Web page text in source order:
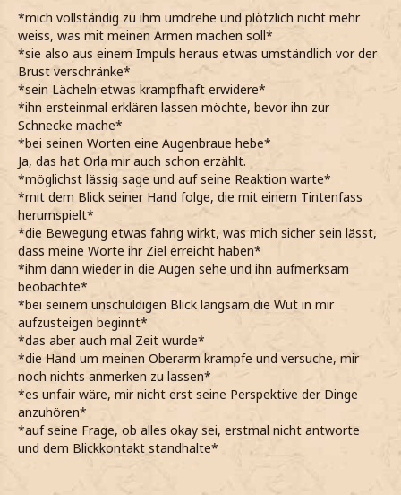
*mich vollständig zu ihm umdrehe und plötzlich nicht mehr
weiss, was mit meinen Armen machen soll*
*sie also aus einem Impuls heraus etwas umständlich vor der
Brust verschränke*
*sein Lächeln etwas krampfhaft erwidere*
*ihn ersteinmal erklären lassen möchte, bevor ihn zur
Schnecke mache*
*bei seinen Worten eine Augenbraue hebe*
Ja, das hat Orla mir auch schon erzählt.
*möglichst lässig sage und auf seine Reaktion warte*
*mit dem Blick seiner Hand folge, die mit einem Tintenfass
herumspielt*
*die Bewegung etwas fahrig wirkt, was mich sicher sein lässt,
dass meine Worte ihr Ziel erreicht haben*
*ihm dann wieder in die Augen sehe und ihn aufmerksam
beobachte*
*bei seinem unschuldigen Blick langsam die Wut in mir
aufzusteigen beginnt*
*das aber auch mal Zeit wurde*
*die Hand um meinen Oberarm krampfe und versuche, mir
noch nichts anmerken zu lassen*
*es unfair wäre, mir nicht erst seine Perspektive der Dinge
anzuhören*
*auf seine Frage, ob alles okay sei, erstmal nicht antworte
und dem Blickkontakt standhalte*